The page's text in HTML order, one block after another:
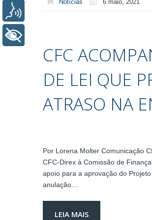
Notícias 6 maio, 2021
CFC
DE LEI QUE
ATRASO NA
Por Lorena Molter Comunicação
CFC-Direx à Comissão de
apoio para a aprovação do
anulação…
LEIA MAIS